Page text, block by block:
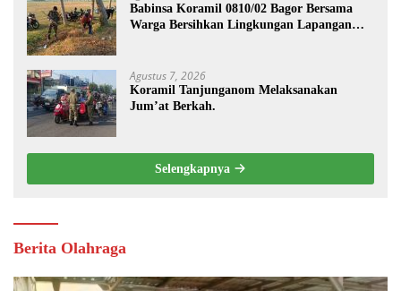
Babinsa Koramil 0810/02 Bagor Bersama
Warga Bersihkan Lingkungan Lapangan
Agustus 7, 2026
Koramil Tanjunganom Melaksanakan
Jum’at Berkah.
Selengkapnya
Berita Olahraga